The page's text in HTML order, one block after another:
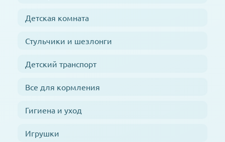
Детская комната
Стульчики и шезлонги
Детский транспорт
Все для кормления
Гигиена и уход
Игрушки